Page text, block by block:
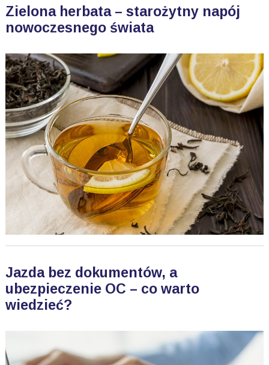
Zielona herbata – starożytny napój
nowoczesnego świata
Jazda bez dokumentów, a
ubezpieczenie OC – co warto
wiedzieć?